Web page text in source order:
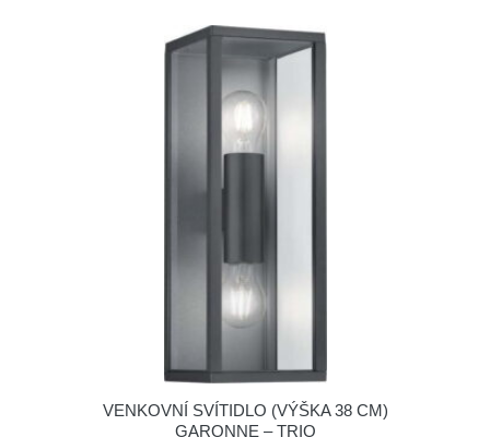
VENKOVNÍ SVÍTIDLO (VÝŠKA 38 CM)
GARONNE – TRIO